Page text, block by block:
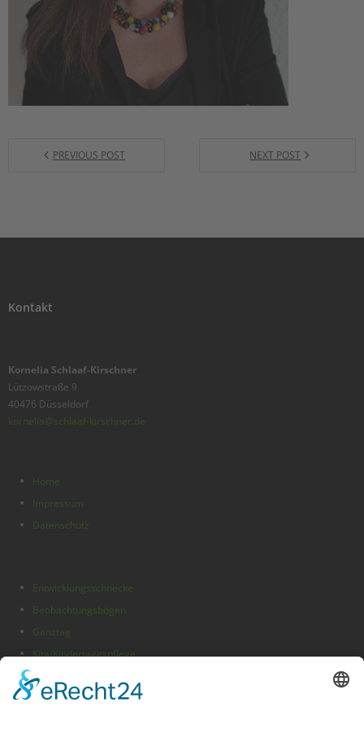
PREVIOUS POST NEXT POST
Kontakt
Kornelia Schlaaf-Kirschner
Lützowstraße 9
40476 Düsseldorf
kornelia@schlaaf-kirschner.de
Home
Impressum
Datenschutz
Entwicklungsschnecke
Beobachtungsbögen
Ganztag
Kita/Kindertagespflege